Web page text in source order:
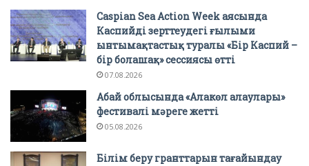
Caspian Sea Action Week аясында
Каспийді зерттеудегі ғылыми
ынтымақтастық туралы «Бір Каспий –
бір болашақ» сессиясы өтті
07.08.2026
Абай облысында «Алакөл алаулары»
фестивалі мәреге жетті
05.08.2026
Білім беру гранттарын тағайындау